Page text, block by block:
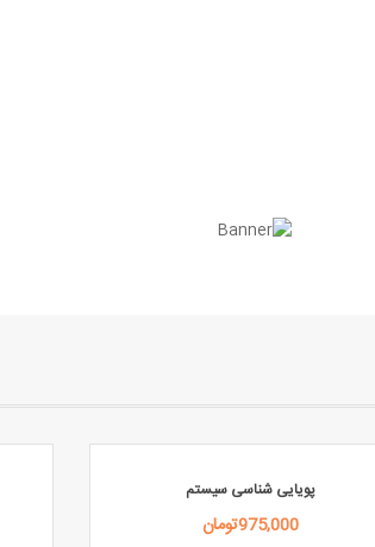
پویایی شناسی سیستم
975,000تومان